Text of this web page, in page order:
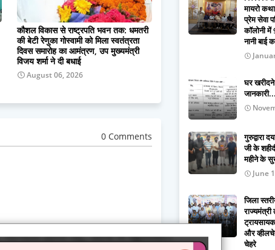
कौशल विकास से राष्ट्रपति भवन तक: धमतरी
की बेटी रेणुका गोस्वामी को मिला स्वतंत्रता
दिवस समारोह का आमंत्रण, उप मुख्यमंत्री
विजय शर्मा ने दी बधाई
August 06, 2026
0 Comments
मायरो
प्रेम सेवा
कॉलोनी
नानी बाई
घर खरीदने
गुरुद्वारा
जी के
महीने के
June
जिला
राज्यमंत्री
और
चेहरे